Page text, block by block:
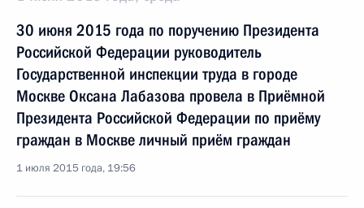
30 июня 2015 года по поручению Президента
Российской Федерации руководитель
Государственной инспекции труда в городе
Москве Оксана Лабазова провела в Приёмной
Президента Российской Федерации по приёму
граждан в Москве личный приём граждан
1 июля 2015 года, 19:56